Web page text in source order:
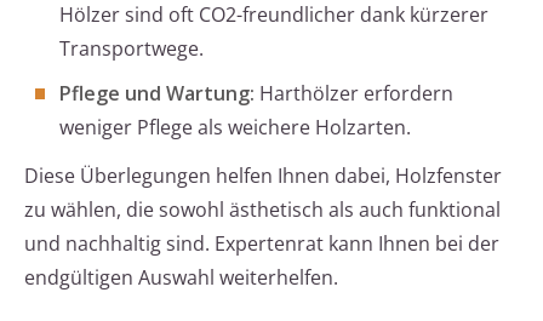
Hölzer sind oft CO2-freundlicher dank kürzerer
Transportwege.
Pflege und Wartung: Harthölzer erfordern
weniger Pflege als weichere Holzarten.
Diese Überlegungen helfen Ihnen dabei, Holzfenster
zu wählen, die sowohl ästhetisch als auch funktional
und nachhaltig sind. Expertenrat kann Ihnen bei der
endgültigen Auswahl weiterhelfen.